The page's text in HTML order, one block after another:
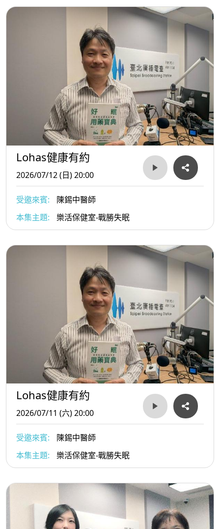
Lohas健康有約
2026/07/12 (日) 20:00
受邀來賓:
陳錫中醫師
本集主題:
樂活保健室-戰勝失眠
Lohas健康有約
2026/07/11 (六) 20:00
受邀來賓:
陳錫中醫師
本集主題:
樂活保健室-戰勝失眠